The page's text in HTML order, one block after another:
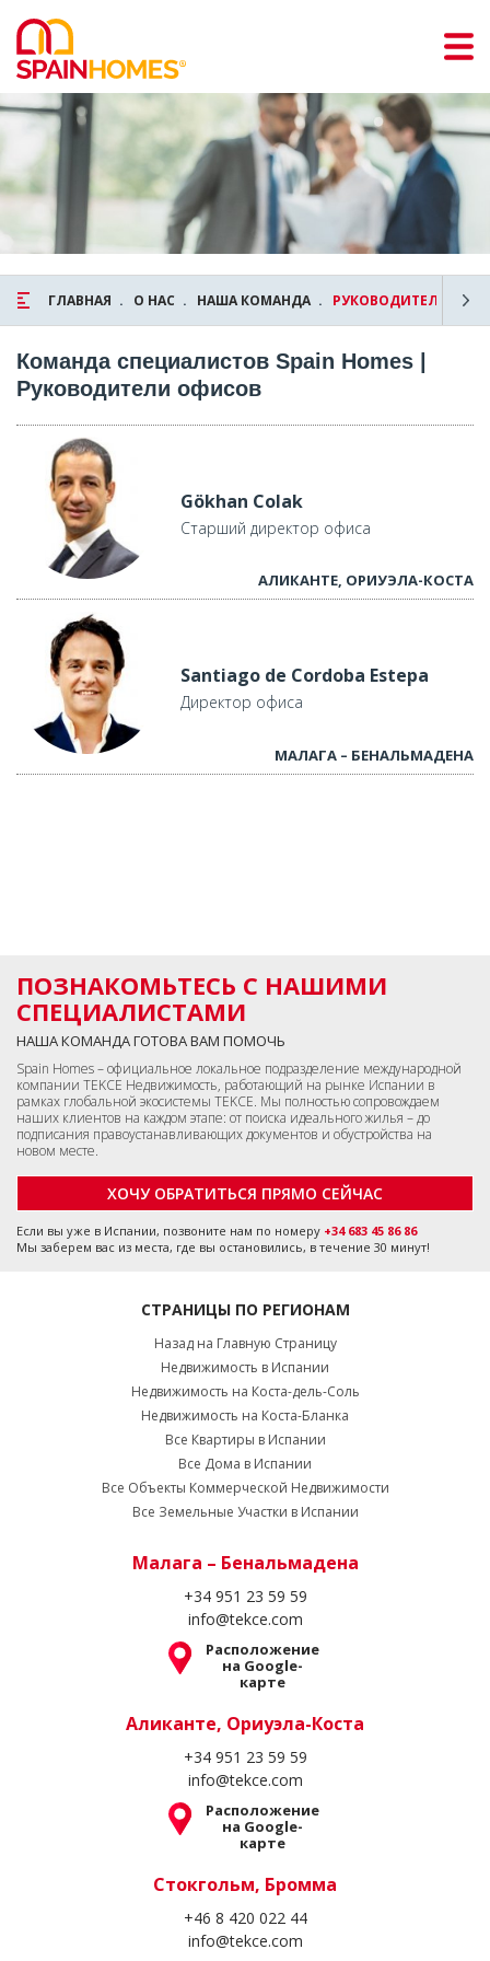
ГЛАВНАЯ О НАС НАША КОМАНДА РУКОВОДИТЕЛИ
Команда специалистов Spain Homes |
Руководители офисов
Gökhan Colak
Старший директор офиса
АЛИКАНТЕ, ОРИУЭЛА-КОСТА
Santiago de Cordoba Estepa
Директор офиса
МАЛАГА – БЕНАЛЬМАДЕНА
ПОЗНАКОМЬТЕСЬ С НАШИМИ
СПЕЦИАЛИСТАМИ
НАША КОМАНДА ГОТОВА ВАМ ПОМОЧЬ
Spain Homes – официальное локальное подразделение международной
компании TEKCE Недвижимость, работающий на рынке Испании в
рамках глобальной экосистемы TEKCE. Мы полностью сопровождаем
наших клиентов на каждом этапе: от поиска идеального жилья – до
подписания правоустанавливающих документов и обустройства на
новом месте.
ХОЧУ ОБРАТИТЬСЯ ПРЯМО СЕЙЧАС
Если вы уже в Испании, позвоните нам по номеру +34 683 45 86 86
Мы заберем вас из места, где вы остановились, в течение 30 минут!
СТРАНИЦЫ ПО РЕГИОНАМ
Назад на Главную Страницу
Недвижимость в Испании
Недвижимость на Коста-дель-Соль
Недвижимость на Коста-Бланка
Все Квартиры в Испании
Все Дома в Испании
Все Объекты Коммерческой Недвижимости
Все Земельные Участки в Испании
Малага – Бенальмадена
+34 951 23 59 59
info@tekce.com
Расположение
на Google-
карте
Аликанте, Ориуэла-Коста
+34 951 23 59 59
info@tekce.com
Расположение
на Google-
карте
Стокгольм, Бромма
+46 8 420 022 44
info@tekce.com